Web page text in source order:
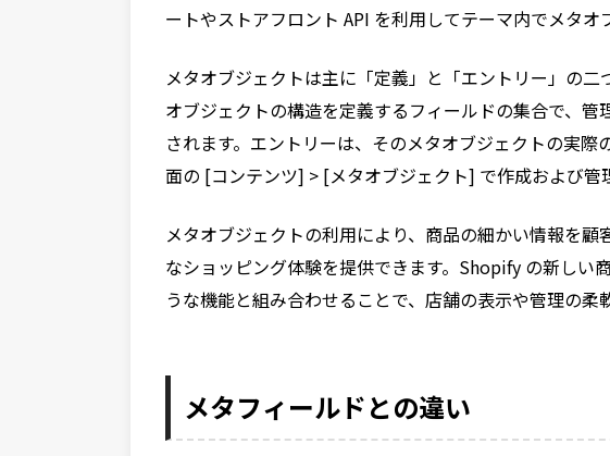
ートやストアフロント API を利用してテーマ内でメタオ
メタオブジェクトは主に「定義」と「エントリー」の二
オブジェクトの構造を定義するフィールドの集合で、
されます。エントリーは、そのメタオブジェクトの実
面の [コンテンツ] > [メタオブジェクト] で作成および管
メタオブジェクトの利用により、商品の細かい情報を
なショッピング体験を提供できます。Shopify の新しい
うな機能と組み合わせることで、店舗の表示や管理の柔
メタフィールドとの違い